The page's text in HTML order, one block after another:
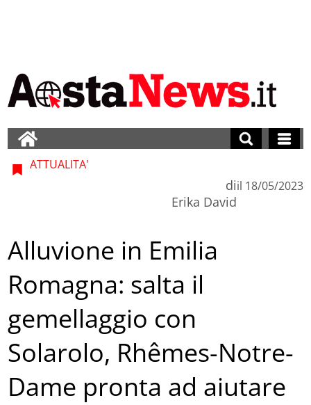
ATTUALITA'
di
Erika David
il 18/05/2023
Alluvione in Emilia
Romagna: salta il
gemellaggio con
Solarolo, Rhêmes-Notre-
Dame pronta ad aiutare